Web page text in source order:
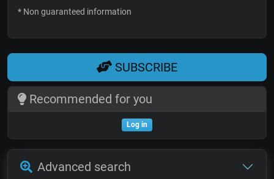
* Non guaranteed information
SUBSCRIBE
Recommended for you
Log in
Advanced search